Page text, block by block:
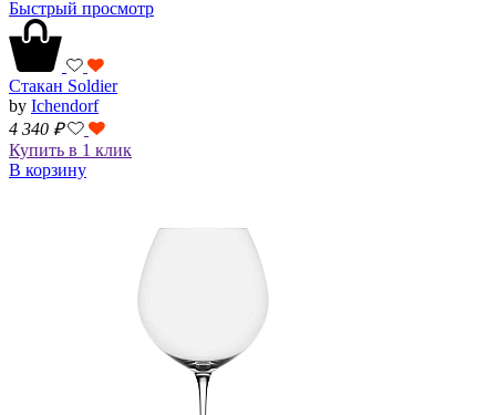
Быстрый просмотр
Стакан Soldier
by Ichendorf
4 340 ₽
Купить в 1 клик
В корзину